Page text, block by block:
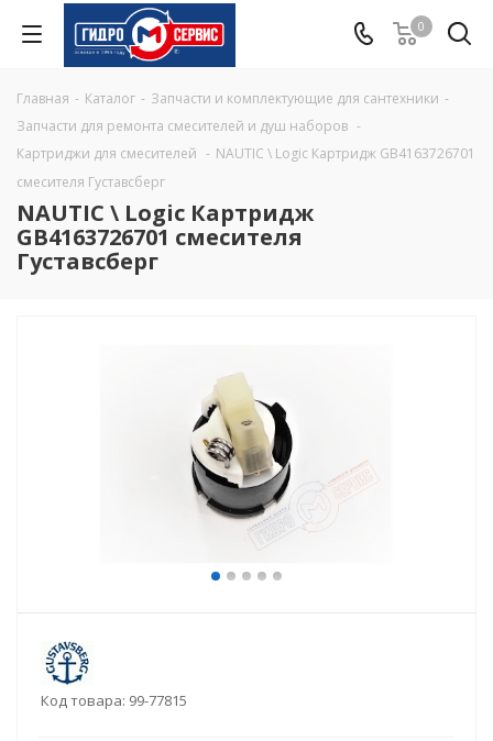
0
Главная - Каталог - Запчасти и комплектующие для сантехники -
Запчасти для ремонта смесителей и душ наборов -
Картриджи для смесителей - NAUTIC \ Logic Картридж GB4163726701
смесителя Густавсберг
NAUTIC \ Logic Картридж
GB4163726701 смесителя
Густавсберг
Код товара: 99-77815